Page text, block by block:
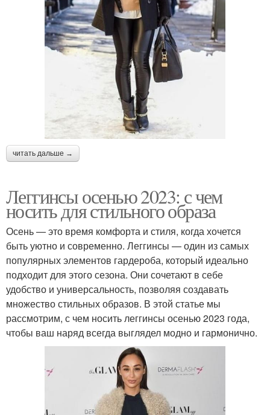
читать дальше →
Леггинсы осенью 2023: с чем
носить для стильного образа
Осень — это время комфорта и стиля, когда хочется
быть уютно и современно. Леггинсы — один из самых
популярных элементов гардероба, который идеально
подходит для этого сезона. Они сочетают в себе
удобство и универсальность, позволяя создавать
множество стильных образов. В этой статье мы
рассмотрим, с чем носить леггинсы осенью 2023 года,
чтобы ваш наряд всегда выглядел модно и гармонично.